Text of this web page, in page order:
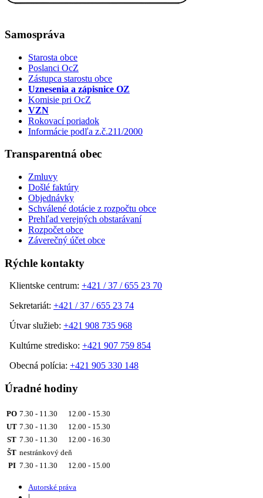
Samospráva
Starosta obce
Poslanci OcZ
Zástupca starostu obce
Uznesenia a zápisnice OZ
Komisie pri OcZ
VZN
Rokovací poriadok
Informácie podľa z.č.211/2000
Transparentná obec
Zmluvy
Došlé faktúry
Objednávky
Schválené dotácie z rozpočtu obce
Prehľad verejných obstarávaní
Rozpočet obce
Záverečný účet obce
Rýchle kontakty
Klientske centrum: +421 / 37 / 655 23 70
Sekretariát: +421 / 37 / 655 23 74
Útvar služieb: +421 908 735 968
Kultúrne stredisko: +421 907 759 854
Obecná polícia: +421 905 330 148
Úradné hodiny
PO 7.30 - 11.30 12.00 - 15.30
UT 7.30 - 11.30 12.00 - 15.30
ST 7.30 - 11.30 12.00 - 16.30
ŠT nestránkový deň
PI 7.30 - 11.30 12.00 - 15.00
Autorské práva